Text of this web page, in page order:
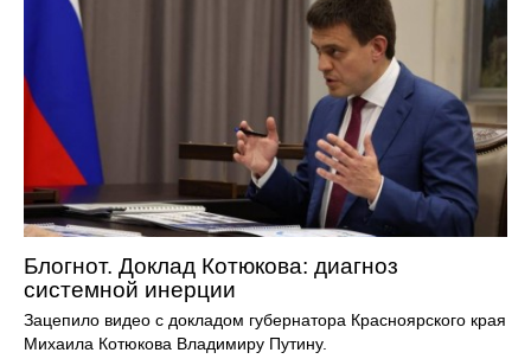
Блогнот. Доклад Котюкова: диагноз
системной инерции
Зацепило видео с докладом губернатора Красноярского края
Михаила Котюкова Владимиру Путину.